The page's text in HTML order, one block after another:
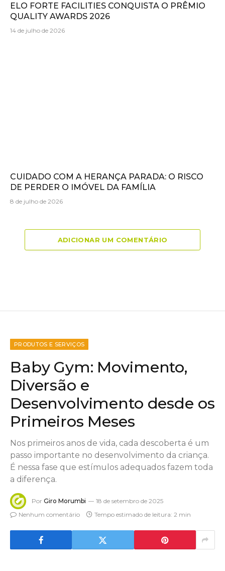
ELO FORTE FACILITIES CONQUISTA O PRÊMIO
QUALITY AWARDS 2026
14 de julho de 2026
CUIDADO COM A HERANÇA PARADA: O RISCO
DE PERDER O IMÓVEL DA FAMÍLIA
8 de julho de 2026
ADICIONAR UM COMENTÁRIO
PRODUTOS E SERVIÇOS
Baby Gym: Movimento,
Diversão e
Desenvolvimento desde os
Primeiros Meses
Nos primeiros anos de vida, cada descoberta é um
passo importante no desenvolvimento da criança.
É nessa fase que estímulos adequados fazem toda
a diferença.
Por Giro Morumbi
18 de setembro de 2025
Nenhum comentário
Tempo estimado de leitura: 2 min